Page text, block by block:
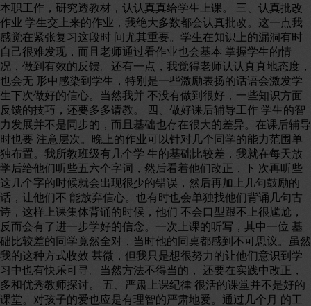
本职工作，研究透教材，认认真真给学生上课。 三、认真批改
作业 学生交上来的作业，我绝大多数都会认真批改。这一点我
感觉在紧张复习这段时 间尤其重要。学生在知识上的漏洞有时
自己很难发现，而且老师通过看作业也会基本 掌握学生的情
况，做到有效的反馈。还有一点，我觉得老师认认真真地态度，
也会无 形中感染到学生，特别是一些激励表扬的话语会激发学
生下次做好的信心。当然我并 不没有做到很好，一些知识方面
反馈的技巧，还要多多请教。 四、做好课后辅导工作 学生的智
力发展并不是同步的，而且基础也存在很大的差异。在课后辅导
时也要 注意层次。晚上的作业可以针对几个同学的能力范围单
独布置。我所教班级有几个学 生的基础比较差，我就在每天放
学后给他们听些五六个字词，然后看着他们改正，下 次再听些
这几个字的时候就会出现很少的错误，然后再加上几句鼓励的
话，让他们不 能放弃信心。也有时也会单独找他们背诵几句古
诗，这样上课集体背诵的时候，他们 不会口型跟不上很尴尬，
反而会有了进一步学好的信念。一次上课的听写，其中一位 基
础比较差的同学竟然全对，当时他的同桌都感到不可思议。虽然
我的这种方式收效 甚微，但我只是想很努力的让他们意识到学
习中也有快乐可寻。当然方法不得当的， 还要在实践中改正，
多和优秀教师探讨。 五、严肃上课纪律 很活的课堂并不是好的
课堂。对孩子的爱也应是有理智的严肃地爱。通过几个月 的工